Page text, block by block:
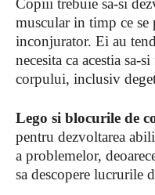
Copiii trebuie sa-si
muscular in timp ce se
inconjurator. Ei au
necesita ca acestia sa-
corpului, inclusiv
Lego si blocurile de
pentru dezvoltarea
a problemelor,
sa descopere lucrurile